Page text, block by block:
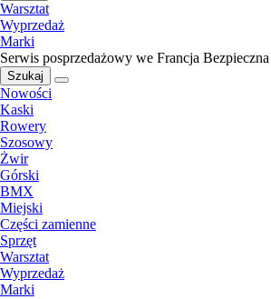
Warsztat
Wyprzedaż
Marki
Serwis posprzedażowy we Francja Bezpieczna
Szukaj
Nowości
Kaski
Rowery
Szosowy
Żwir
Górski
BMX
Miejski
Części zamienne
Sprzęt
Warsztat
Wyprzedaż
Marki